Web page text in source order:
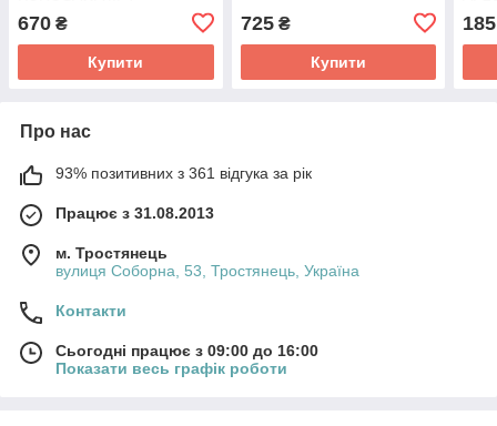
670 ₴
Купити
725₴
Купити
185
Про нас
93% позитивних з 361 відгука за рік
Працює з 31.08.2013
м. Тростянець
вулиця Соборна, 53, Тростянець, Україна
Контакти
Сьогодні працює з 09:00 до 16:00
Показати весь графік роботи